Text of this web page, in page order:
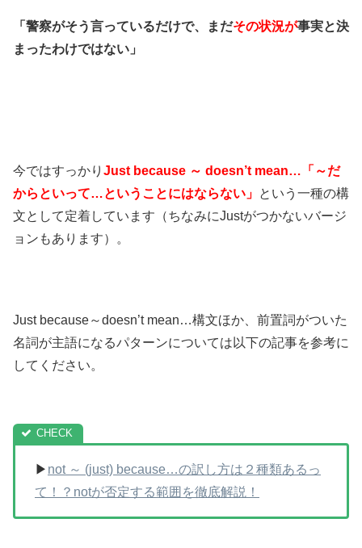
「警察がそう言っているだけで、まだその状況が事実と決
まったわけではない」
今ではすっかり Just because ～ doesn’t mean…「～だ
からといって…ということにはならない」 という一種の構
文として定着しています（ちなみにJustがつかないバージ
ョンもあります）。
Just because～doesn’t mean…構文ほか、前置詞がついた
名詞が主語になるパターンについては以下の記事を参考に
してください。
▶ not ～ (just) because…の訳し方は２種類あるっ
て！？notが否定する範囲を徹底解説！